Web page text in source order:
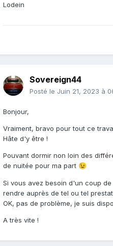
Lodein
Sovereign44
Posté le Juin 21, 2023 à
Bonjour,
Vraiment, bravo pour tout ce
Hâte d'y être !
Pouvant dormir non loin des
de nuitée pour ma part 😉
Si vous avez besoin d'un coup
rendre auprès de tel ou tel
OK, pas de problème, je suis
A très vite !